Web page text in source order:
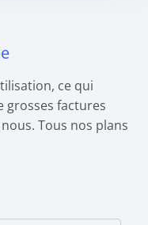
ce qui
grosses factures
Tous nos plans